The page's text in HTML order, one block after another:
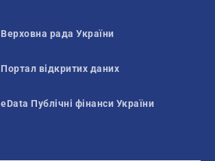
Верховна рада України
Портал відкритих даних
eData Публічні фінанси України